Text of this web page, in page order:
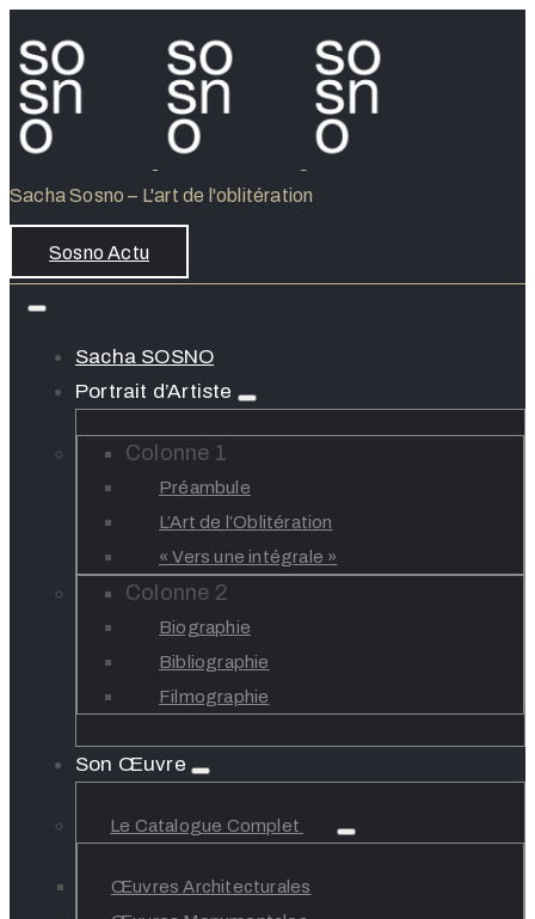
Sacha Sosno – L'art de l'oblitération
Sosno Actu
Sacha SOSNO
Portrait d’Artiste
Colonne 1
Préambule
L’Art de l’Oblitération
« Vers une intégrale »
Colonne 2
Biographie
Bibliographie
Filmographie
Son Œuvre
Le Catalogue Complet
Œuvres Architecturales